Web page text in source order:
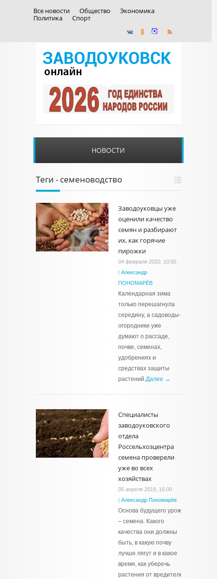
Все новости Общество
Экономика
Политика
Спорт
НОВОСТИ
Теги - семеноводство
Заводоуковцы уже
оценили качество
семян и разбирают
их, как горячие
пирожки
04 февраля 2020, 10:50
| Александр
ПОНОМАРЁВ
Календарная зима
только перешагнула
середину, а садоводы-
огородники уже
думают о рассаде,
почве, семенах,
удобрениях и
средствах защиты
растений.Далее →
Специалисты
заводоуковского
отдела
Россельхозцентра
семена проверели
уже во всех
хозяйствах
05 апреля 2019, 16:00
| Александр Пономарёв
Основа будущего урожая
– семена. Какого
качества они должны
быть, в какую почву
лучше лягут и в какое
время, как уберечь
растения от вредителей